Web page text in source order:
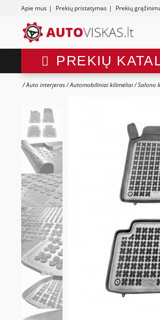
Apie mus | Prekių pristatymas | Prekių
PREKIŲ
Auto interjeras Automobiliniai kilimėliai Salono